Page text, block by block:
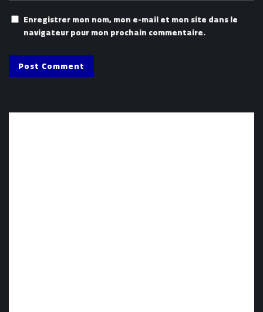
Enregistrer mon nom, mon e-mail et mon site dans le
navigateur pour mon prochain commentaire.